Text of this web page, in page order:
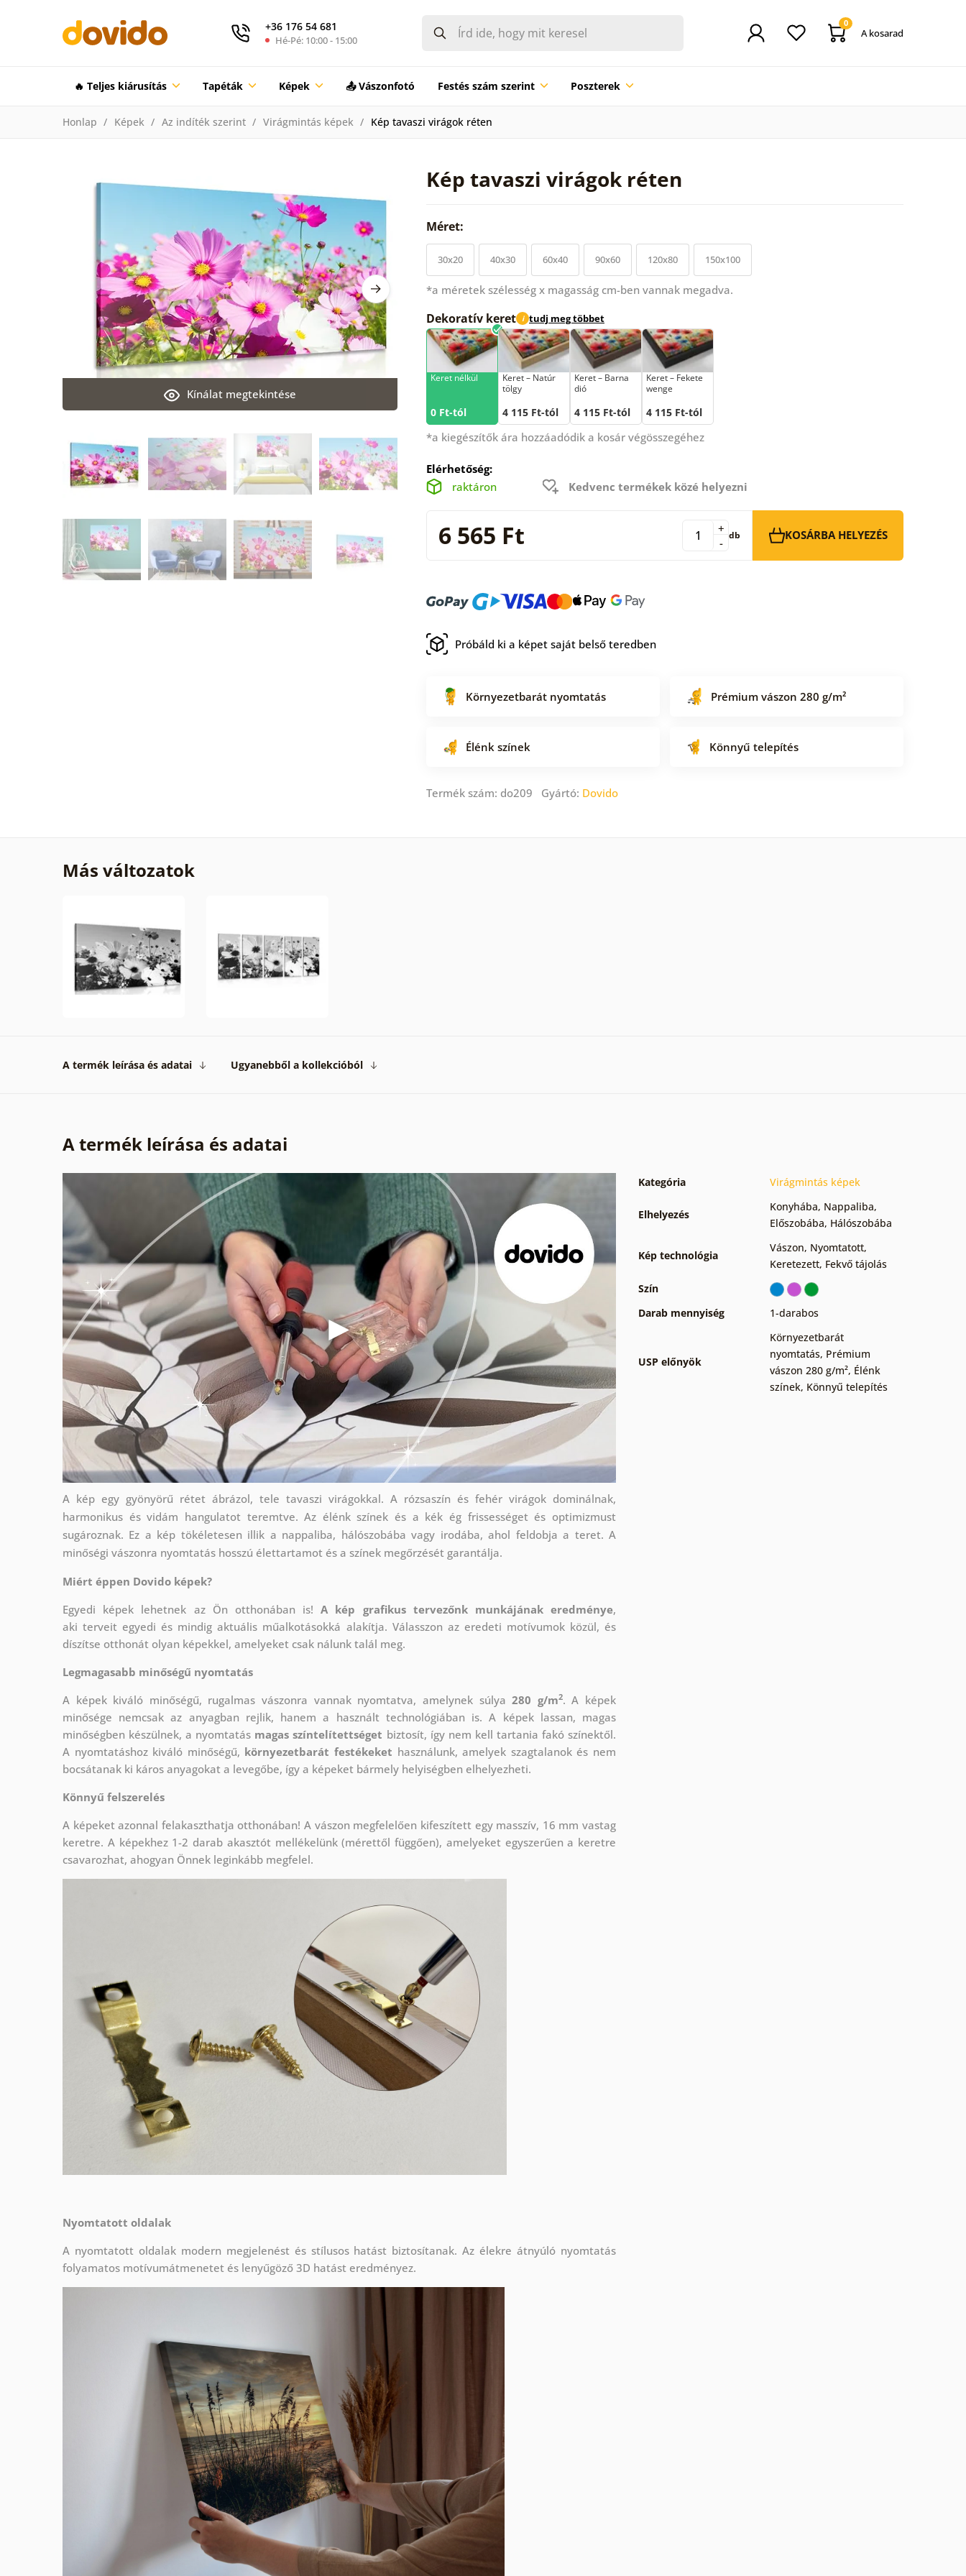
+36 176 54 681
Hé-Pé: 10:00 - 15:00
0
A kosarad
🔥 Teljes kiárusítás Tapéták Képek 📤 Vászonfotó Festés szám szerint Poszterek
Honlap Képek Az indíték szerint Virágmintás képek Kép tavaszi virágok réten
Kép tavaszi virágok réten
Kínálat megtekintése
Méret:
30x20 40x30 60x40 90x60 120x80 150x100
*a méretek szélesség x magasság cm-ben vannak megadva.
Dekoratív keret i tudj meg többet
Keret nélkül
0 Ft-tól
Keret – Natúr
tölgy
4 115 Ft-tól
Keret – Barna
dió
4 115 Ft-tól
Keret – Fekete
wenge
4 115 Ft-tól
*a kiegészítők ára hozzáadódik a kosár végösszegéhez
Elérhetőség:
raktáron
Kedvenc termékek közé helyezni
6 565 Ft -
+ db KOSÁRBA HELYEZÉS
Próbáld ki a képet saját belső teredben
Környezetbarát nyomtatás Prémium vászon 280 g/m²
Élénk színek Könnyű telepítés
Termék szám: do209 Gyártó: Dovido
Más változatok
A termék leírása és adatai Ugyanebből a kollekcióból
A termék leírása és adatai
A kép egy gyönyörű rétet ábrázol, tele tavaszi virágokkal. A rózsaszín és fehér virágok dominálnak,
harmonikus és vidám hangulatot teremtve. Az élénk színek és a kék ég frissességet és optimizmust
sugároznak. Ez a kép tökéletesen illik a nappaliba, hálószobába vagy irodába, ahol feldobja a teret. A
minőségi vászonra nyomtatás hosszú élettartamot és a színek megőrzését garantálja.
Miért éppen Dovido képek?
Egyedi képek lehetnek az Ön otthonában is!A kép grafikus tervezőnk munkájának eredménye,
akiterveit egyedi és mindig aktuális műalkotásokká alakítja. Válasszon az eredeti motívumok közül, és
díszítse otthonát olyan képekkel, amelyeket csak nálunk talál meg.
Legmagasabb minőségű nyomtatás
A képek kiváló minőségű, rugalmas vászonra vannak nyomtatva, amelynek súlya280 g/m2. A képek
minősége nemcsak az anyagban rejlik, hanem a használt technológiában is. A képek lassan, magas
minőségben készülnek, a nyomtatás magas színtelítettséget biztosít, így nem kell tartania fakó színektől.
A nyomtatáshoz kiváló minőségű, környezetbarát festékeket használunk, amelyek szagtalanok és nem
bocsátanak ki káros anyagokat a levegőbe, így a képeket bármely helyiségben elhelyezheti.
Könnyű felszerelés
A képeket azonnal felakaszthatja otthonában! A vászon megfelelően kifeszített egy masszív, 16 mm vastag
keretre. A képekhez 1-2 darab akasztót mellékelünk (mérettől függően), amelyeket egyszerűen a keretre
csavarozhat, ahogyan Önnek leginkább megfelel.
Nyomtatott oldalak
A nyomtatott oldalak modern megjelenést és stílusos hatást biztosítanak. Az élekre átnyúló nyomtatás
folyamatos motívumátmenetet és lenyűgöző 3D hatást eredményez.
Kategória Virágmintás képek
Elhelyezés
Konyhába, Nappaliba,
Előszobába, Hálószobába
Kép technológia
Vászon, Nyomtatott,
Keretezett, Fekvő tájolás
Szín
Darab mennyiség
1-darabos
USP előnyök
Környezetbarát
nyomtatás, Prémium
vászon 280 g/m², Élénk
színek, Könnyű telepítés